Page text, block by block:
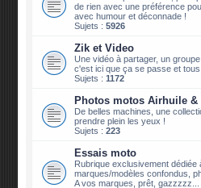
de rien avec une préférence
avec humour et déconnade !
Sujets :5926
Zik et Video
Une vidéo à partager, un
c'est ici que ça se passe et
Sujets :1172
Photos motos Airhuile
De belles machines, une
prendre plein les yeux !
Sujets :223
Essais moto
Rubrique exclusivement
marques/modèles confondus,
A vos marques, prêt, gazzzzz...